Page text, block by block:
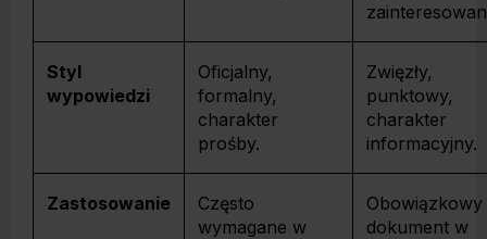
Styl
wypowiedzi
Oficjalny,
formalny,
charakter
prośby.
Zwięzły,
punktowy,
charakter
informacyjny.
Zastosowanie
Często
wymagane w
Obowiązkowy
dokument w